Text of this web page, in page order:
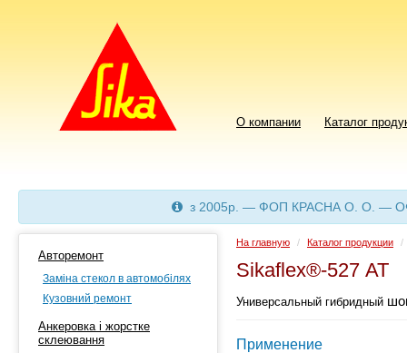
О компании Каталог
з 2005р. — ФОП КРАСНА О. О. —
Авторемонт
Заміна стекол в автомобілях
Кузовний ремонт
Анкеровка і жорстке
склеювання
На главную / Каталог продукции /
Sikaflex®-527 AT
Универсальный гибридный
Применение